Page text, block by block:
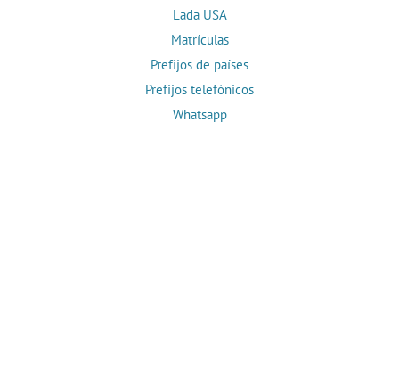
Lada USA
Matrículas
Prefijos de países
Prefijos telefónicos
Whatsapp